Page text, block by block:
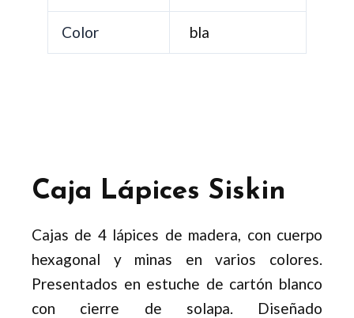
Color bla
Caja Lápices Siskin
Cajas de 4 lápices de madera, con cuerpo
hexagonal y minas en varios colores.
Presentados en estuche de cartón blanco
con cierre de solapa. Diseñado